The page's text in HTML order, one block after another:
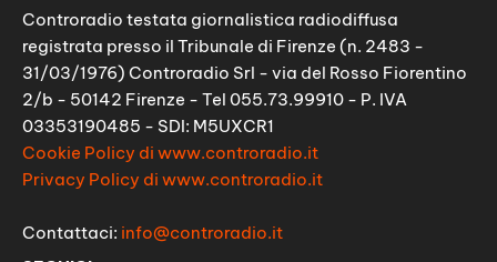
Controradio testata giornalistica radiodiffusa
registrata presso il Tribunale di Firenze (n. 2483 -
31/03/1976) Controradio Srl - via del Rosso Fiorentino
2/b - 50142 Firenze - Tel 055.73.99910 - P. IVA
03353190485 - SDI: M5UXCR1
Cookie Policy di www.controradio.it
Privacy Policy di www.controradio.it
Contattaci: info@controradio.it